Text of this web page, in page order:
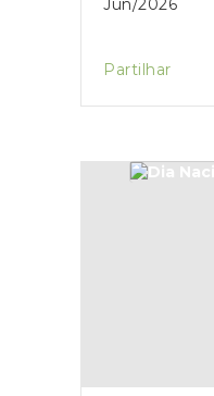
Partilhar